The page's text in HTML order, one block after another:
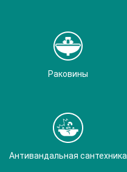
Раковины
Антивандальная сантехника